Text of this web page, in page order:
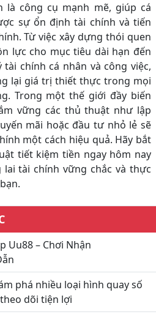
là công cụ mạnh mẽ, giúp cá
sự ổn định tài chính và tiến
Từ việc xây dựng thói quen
lực cho mục tiêu dài hạn đến
chính cá nhân và công việc,
lại giá trị thiết thực trong mọi
Trong một thế giới đầy biến
vững các thủ thuật như lập
mãi hoặc đầu tư nhỏ lẻ sẽ
một cách hiệu quả. Hãy bắt
tiết kiệm tiền ngay hôm nay
tài chính vững chắc và thực
Uu88 – Chơi Nhận
phá nhiều loại hình quay số
dõi tiện lợi